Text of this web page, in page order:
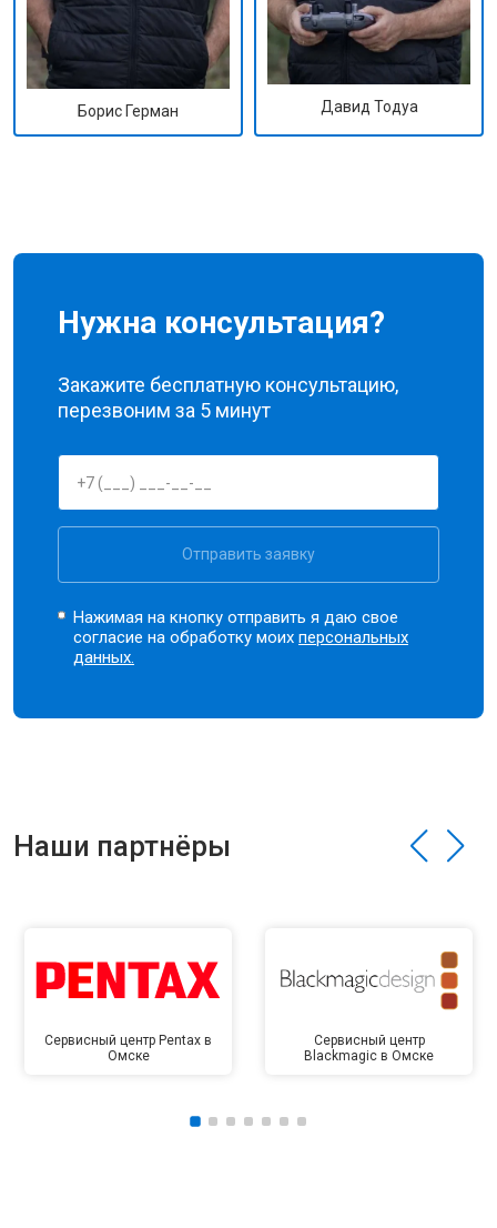
Борис Герман Давид Тодуа
Нужна консультация?
Закажите бесплатную консультацию,
перезвоним за 5 минут
Отправить заявку
Нажимая на кнопку отправить я даю свое
согласие на обработку моихперсональных
данных.
Наши партнёры
Сервисный центр Pentax в
Омске
Сервисный центр
Blackmagic в Омске